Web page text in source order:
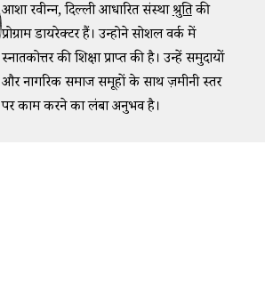
​आशा रवीन्द्रन, दिल्ली आधारित संस्था​श्रुति​ की
प्रोग्राम डायरेक्टर हैं। उन्होने सोशल वर्क में
स्नातकोत्तर की शिक्षा प्राप्त की है। उन्हें समुदायों
और नागरिक समाज समूहों के साथ ज़मीनी स्तर
पर काम करने का लंबा अनुभव है।​